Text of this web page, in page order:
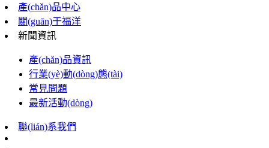
產(chǎn)品中心
關(guān)于福洋
新聞資訊
產(chǎn)品資訊
行業(yè)動(dòng)態(tài)
常見問題
最新活動(dòng)
聯(lián)系我們